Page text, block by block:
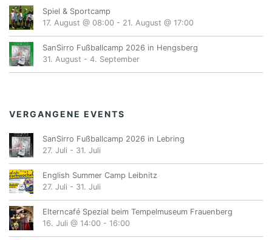
Spiel & Sportcamp
17. August @ 08:00 - 21. August @ 17:00
SanSirro Fußballcamp 2026 in Hengsberg
31. August - 4. September
VERGANGENE EVENTS
SanSirro Fußballcamp 2026 in Lebring
27. Juli - 31. Juli
English Summer Camp Leibnitz
27. Juli - 31. Juli
Elterncafé Spezial beim Tempelmuseum Frauenberg
16. Juli @ 14:00 - 16:00